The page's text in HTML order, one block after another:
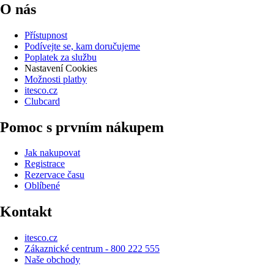
O nás
Přístupnost
Podívejte se, kam doručujeme
Poplatek za službu
Nastavení Cookies
Možnosti platby
itesco.cz
Clubcard
Pomoc s prvním nákupem
Jak nakupovat
Registrace
Rezervace času
Oblíbené
Kontakt
itesco.cz
Zákaznické centrum - 800 222 555
Naše obchody